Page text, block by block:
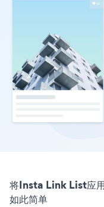
将Insta Link List应
如此简单